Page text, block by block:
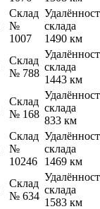
Склад
№
1007
склада
1490 км
Склад
№ 788
склада
1443 км
Склад
№ 168
склада
833 км
Склад
№
10246
склада
1469 км
Склад
№ 634
склада
1583 км